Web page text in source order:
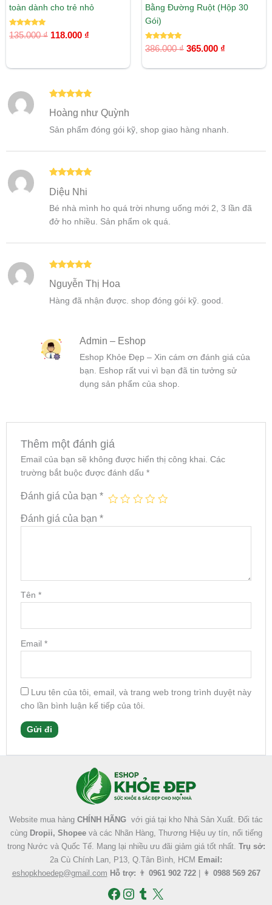
toàn dành cho trẻ nhỏ
Được xếp
hạng
135.000₫ 118.000 ₫
Bằng Đường Ruột (Hộp 30
Gói)
Được xếp
hạng
386.000₫ 365.000 ₫
hạng55
Hoàng như Quỳnh
Sản phẩm đóng gói kỹ, shop giao hàng nhanh.
hạng 5 5
Diệu Nhi
Bé nhà mình ho quá trời nhưng uống mới 2, 3 lần đã
đở ho nhiều. Sản phẩm ok quá.
Được xếp
hạng55
Nguyễn Thị Hoa
Hàng đã nhận được. shop đóng gói kỹ. good.
Admin – Eshop
Eshop Khỏe Đẹp – Xin cám ơn đánh giá của
bạn. Eshop rất vui vì bạn đã tin tưởng sử
dụng sản phẩm của shop.
Thêm một đánh giá
Email của bạn sẽ không được hiển thị công khai. Các
trường bắt buộc được đánh dấu *
Đánh giá của bạn *
Đánh giá của bạn *
Tên *
Email *
Lưu tên của tôi, email, và trang web trong trình duyệt này
cho lần bình luận kế tiếp của tôi.
Website mua hàng CHÍNH HÃNG với giá tại kho Nhà Sản Xuất. Đối tác
cùng Dropii, Shopeevà các Nhãn Hàng, Thương Hiệu uy tín, nổi tiếng
trong Nước và Quốc Tế. Mang lại nhiều ưu đãi giảm giá tốt nhất. Trụ sở:
2a Cù Chính Lan, P13, Q.Tân Bình, HCM Email:
eshopkhoedep@gmail.com Hỗ trợ: 👨 0961 902 722| 👩 0988 569 267